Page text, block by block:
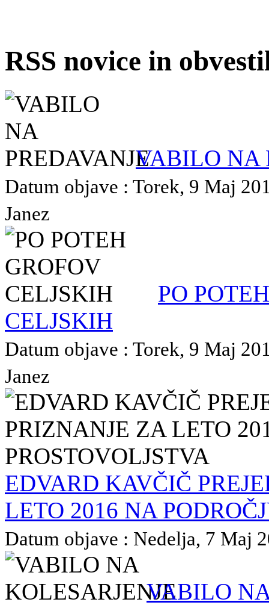
RSS novice in
VABILO NA
Datum objave : Torek, 9 Maj
Janez
PO
CELJSKIH
Datum objave : Torek, 9 Maj
Janez
EDVARD KAVČIČ
LETO 2016 NA
Datum objave : Nedelja, 7 Maj
VABILO